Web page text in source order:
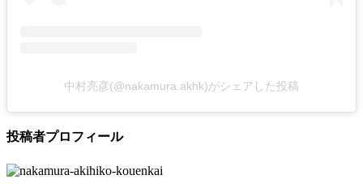
中村亮彦(@nakamura.akhk)がシェアした投稿
投稿者プロフィール